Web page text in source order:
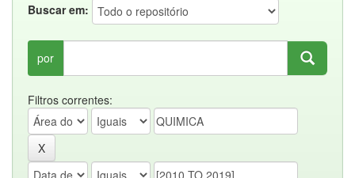
Buscar em:
por
Filtros correntes: